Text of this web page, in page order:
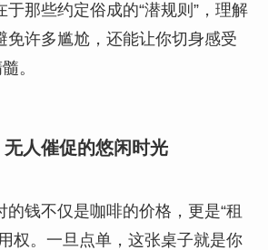
于那些约定俗成的“潜规则”，理解
免许多尴尬，还能让你切身感受
。
人催促的悠闲时光
钱不仅是咖啡的价格，更是“租
权。一旦点单，这张桌子就是你